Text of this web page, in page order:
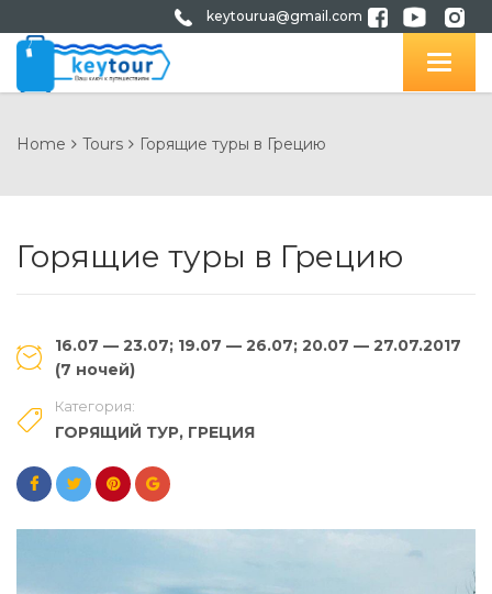
keytourua@gmail.com
Home Tours Горящие туры в Грецию
Горящие туры в Грецию
16.07 — 23.07; 19.07 — 26.07; 20.07 — 27.07.2017
(7 ночей)
Категория:
ГОРЯЩИЙ ТУР, ГРЕЦИЯ